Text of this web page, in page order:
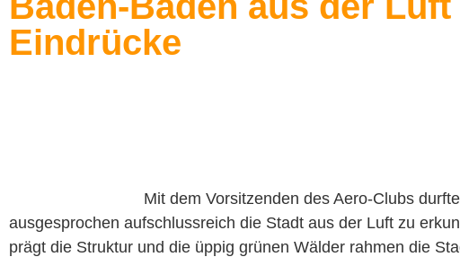
Eindrücke
Mit dem Vorsitzenden des Aero-Clubs
ausgesprochen aufschlussreich die Stadt aus der Luft zu
prägt die Struktur und die üppig grünen Wälder rahmen die